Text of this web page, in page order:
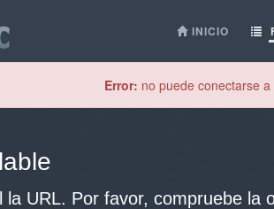
INICIO
Error: no puede conectarse
URL. Por favor, compruebe la